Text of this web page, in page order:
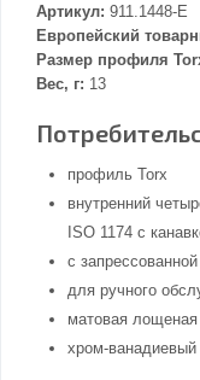
Артикул: 911.1448-E
Европейский
Размер профиля
Вес, г: 13
профиль Torx
внутренний
ISO 1174 с
с
для ручного
матовая лощеная
хром-ванадиевый